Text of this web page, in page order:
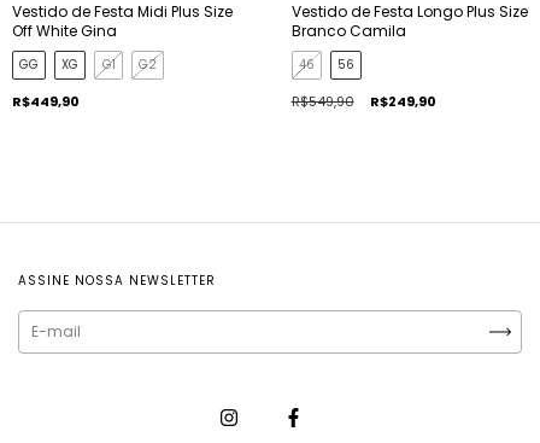
Vestido de Festa Midi Plus Size
Off White Gina
GG XG G1 G2
R$449,90
Vestido de Festa Longo Plus Size
Branco Camila
46 56
R$549,90 R$249,90
ASSINE NOSSA NEWSLETTER